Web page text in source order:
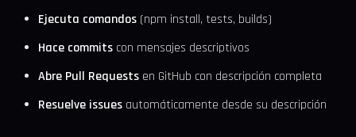
Ejecuta comandos (npm install, tests, builds)
Hace commits con mensajes descriptivos
Abre Pull Requests en GitHub con descripción completa
Resuelve issues automáticamente desde su descripción